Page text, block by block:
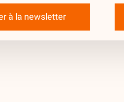
à la newsletter